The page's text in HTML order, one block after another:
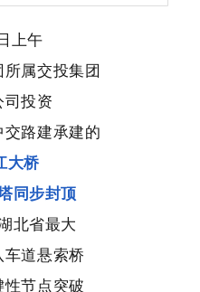
上午
属交投集团
司投资
路建承建的
大桥
同步封顶
北省最大
道悬索桥
节点突破